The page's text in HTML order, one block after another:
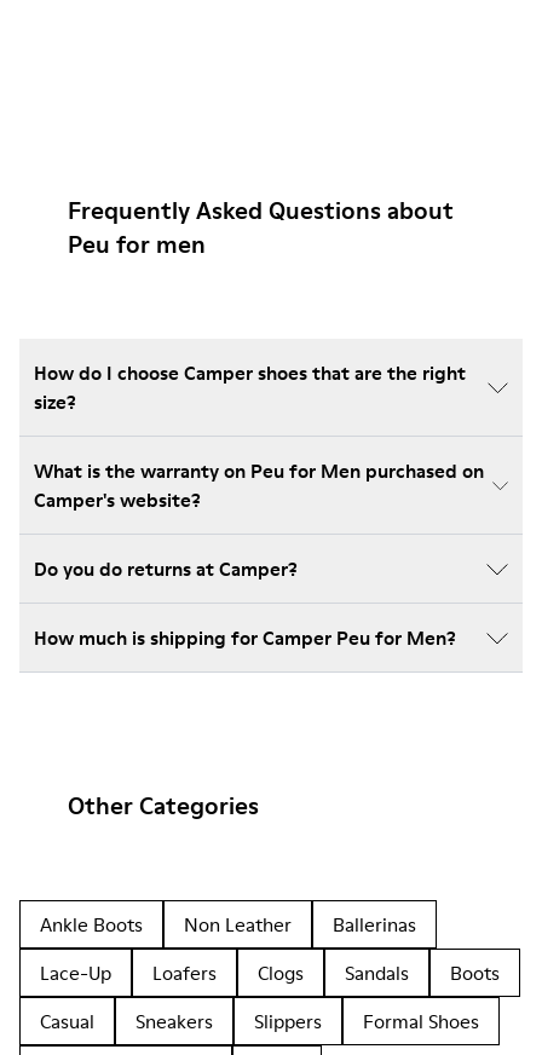
Frequently Asked Questions about
Peu for men
How do I choose Camper shoes that are the right
size?
What is the warranty on Peu for Men purchased on
Camper's website?
Do you do returns at Camper?
How much is shipping for Camper Peu for Men?
Other Categories
Ankle Boots Non Leather
Ballerinas
Lace-Up
Loafers Clogs Sandals
Boots
Casual
Sneakers Slippers
Formal Shoes